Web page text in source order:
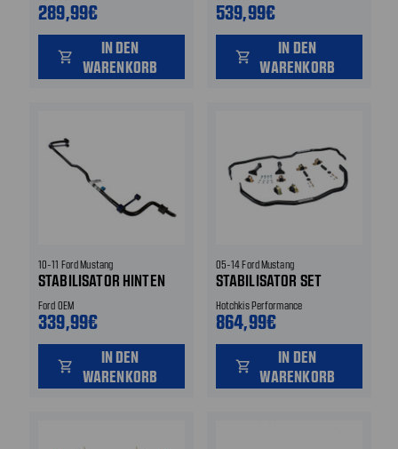
289,99€
shopping_cart
IN DEN
WARENKORB
HALTER HINTEN
539,99€
shopping_cart
IN DEN
WARENKORB
10-11 Ford Mustang
STABILISATOR HINTEN
Ford OEM
339,99€
shopping_cart
IN DEN
WARENKORB
05-14 Ford Mustang
STABILISATOR SET
Hotchkis Performance
864,99€
shopping_cart
IN DEN
WARENKORB